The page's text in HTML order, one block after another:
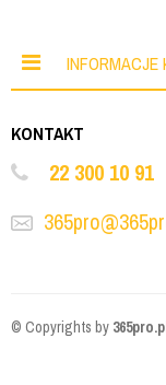
INFORMACJE
KONTAKT
22 300 10 91
© Copyrights by 365pro.pl